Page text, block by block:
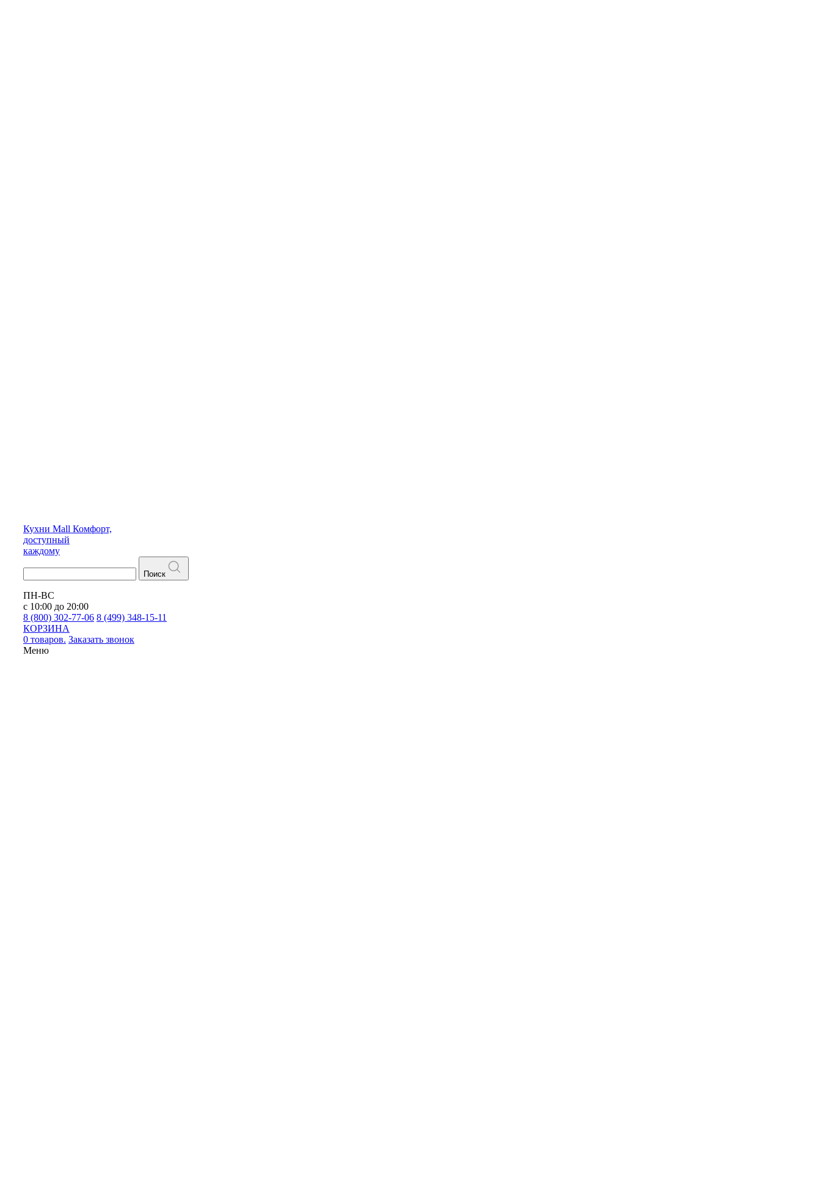
Кухни Mall Комфорт,
доступный
каждому
Поиск
ПН-ВС
с 10:00 до 20:00
8 (800) 302-77-06 8 (499) 348-15-11
КОРЗИНА
0 товаров. Заказать звонок
Меню